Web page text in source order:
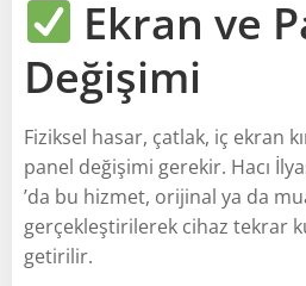
Ekran ve
Değişimi
Fiziksel hasar, çatlak, iç ekran
panel değişimi gerekir. Hacı
’da bu hizmet, orijinal ya da
gerçekleştirilerek cihaz tekrar
getirilir.